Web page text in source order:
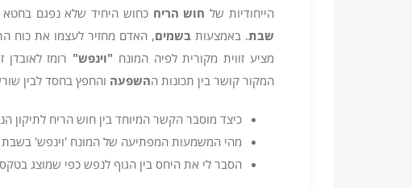
הייחודיות של חוש הריח כחוש היחיד שלא נפגם בחטא
שבת. באמצעותבשמים, האדם מחזיר לעצמו את כוח
מציע זווית מקורית לפיה המונח "וינפש" רומז
המקור קושר בין תכונות ההשפעה והחפץ בחסד לבין
כיצד מוסבר הקשר המיוחד בין חוש הריח לתיקון
מהי המשמעות המפתיעה של המונח 'וינפש' בשבת
הסבר לי את היחס בין הגוף לנפש כפי שמוצג